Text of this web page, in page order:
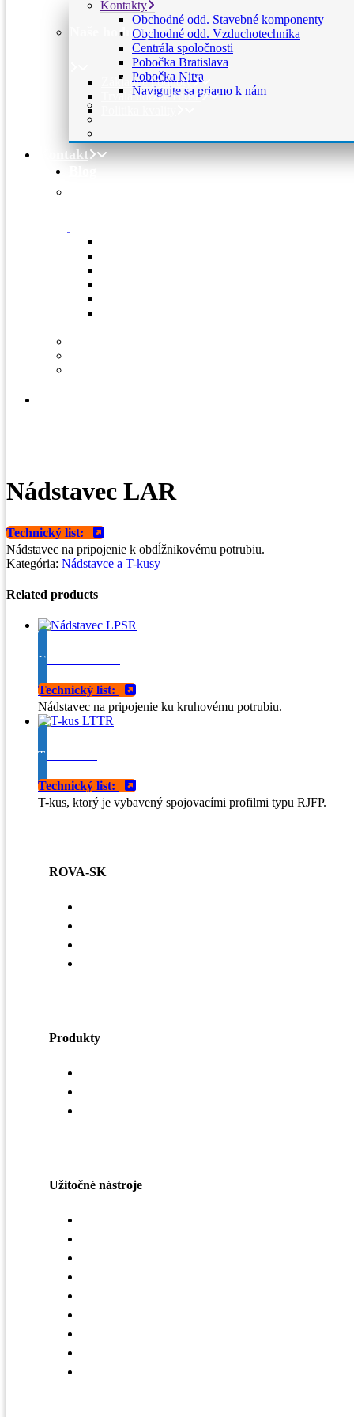
Kontakty
Obchodné odd. Stavebné komponenty
Obchodné odd. Vzduchotechnika
Centrála spoločnosti
Pobočka Bratislava
Pobočka Nitra
Navigujte sa priamo k nám
Naše hodnoty
Základné hodnoty
Trvalá udržateľnosť
Kontakt
Nádstavec LAR
Technický list:
Nádstavec na pripojenie k obdĺžnikovému potrubiu.
Kategória: Nádstavce a T-kusy
Related products
Nádstavec LPSR
Technický list:
Nádstavec na pripojenie ku kruhovému potrubiu.
T-kus LTTR
Technický list:
T-kus, ktorý je vybavený spojovacími profilmi typu RJFP.
ROVA-SK
Produkty
Užitočné nástroje